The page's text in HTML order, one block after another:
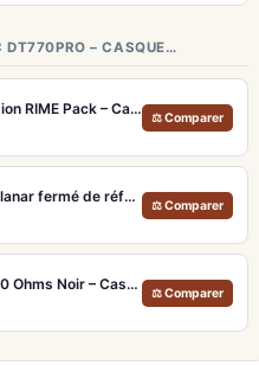
DT770PRO – CASQUE…
Neumann NDH 20 Black Edition RIME Pack – Casque studio fermé pour monitoring pro et immersion binaurale
⚖ Comparer
Audeze LCD-XC – Casque planar fermé de référence pour studio et audiophile
⚖ Comparer
Beyerdynamic DT 770 Pro 80 Ohms Noir – Casque studio fermé pour monitoring précis
⚖ Comparer